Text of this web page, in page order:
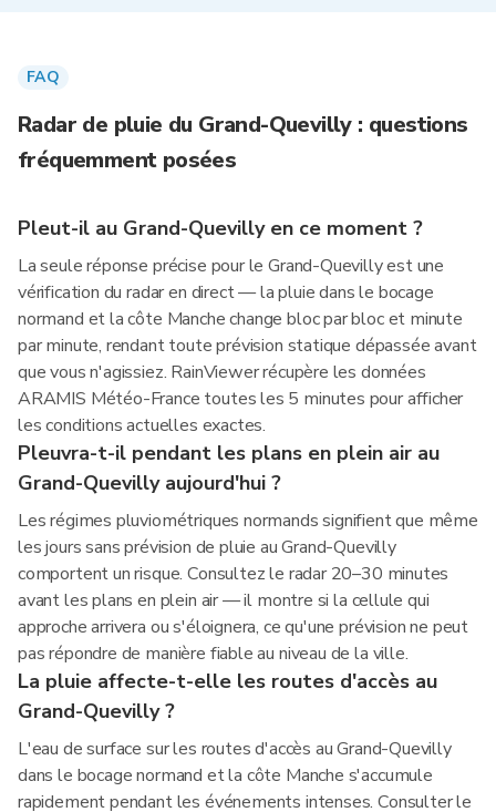
FAQ
Radar de pluie du Grand-Quevilly : questions
fréquemment posées
Pleut-il au Grand-Quevilly en ce moment ?
La seule réponse précise pour le Grand-Quevilly est une
vérification du radar en direct — la pluie dans le bocage
normand et la côte Manche change bloc par bloc et minute
par minute, rendant toute prévision statique dépassée avant
que vous n'agissiez. RainViewer récupère les données
ARAMIS Météo-France toutes les 5 minutes pour afficher
les conditions actuelles exactes.
Pleuvra-t-il pendant les plans en plein air au
Grand-Quevilly aujourd'hui ?
Les régimes pluviométriques normands signifient que même
les jours sans prévision de pluie au Grand-Quevilly
comportent un risque. Consultez le radar 20–30 minutes
avant les plans en plein air — il montre si la cellule qui
approche arrivera ou s'éloignera, ce qu'une prévision ne peut
pas répondre de manière fiable au niveau de la ville.
La pluie affecte-t-elle les routes d'accès au
Grand-Quevilly ?
L'eau de surface sur les routes d'accès au Grand-Quevilly
dans le bocage normand et la côte Manche s'accumule
rapidement pendant les événements intenses. Consulter le